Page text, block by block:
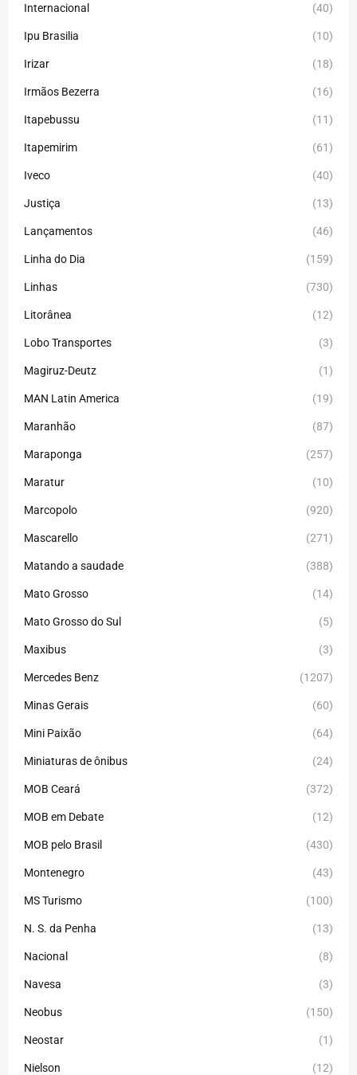
Internacional (40)
Ipu Brasilia (10)
Irizar (18)
Irmãos Bezerra (16)
Itapebussu (11)
Itapemirim (61)
Iveco (40)
Justiça (13)
Lançamentos (46)
Linha do Dia (159)
Linhas (730)
Litorânea (12)
Lobo Transportes (3)
Magiruz-Deutz (1)
MAN Latin America (19)
Maranhão (87)
Maraponga (257)
Maratur (10)
Marcopolo (920)
Mascarello (271)
Matando a saudade (388)
Mato Grosso (14)
Mato Grosso do Sul (5)
Maxibus (3)
Mercedes Benz (1207)
Minas Gerais (60)
Mini Paixão (64)
Miniaturas de ônibus (24)
MOB Ceará (372)
MOB em Debate (12)
MOB pelo Brasil (430)
Montenegro (43)
MS Turismo (100)
N. S. da Penha (13)
Nacional (8)
Navesa (3)
Neobus (150)
Neostar (1)
Nielson (12)